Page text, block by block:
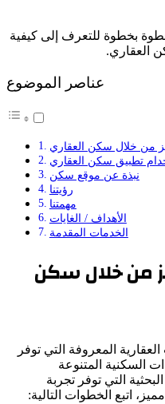
بخطوة للتعرف إلى كيفية
العقاري.
عناصر الموضوع
من خلال سكن العقاري
تطبيق سكن العقاري
نبذة عن موقع سكن
رؤيتنا
مهمتنا
الأهداف / الغايات
الخدمات المقدمة
من خلال سكن
المعروفة التي توفر
السكنية المتنوعة
التي توفر تجربة
اتبع الخطوات التالية: